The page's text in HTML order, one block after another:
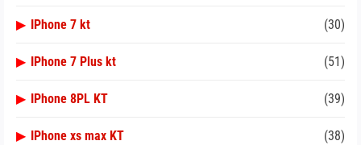
▶ IPhone 7 kt (30)
▶ IPhone 7 Plus kt (51)
▶ IPhone 8PL KT (39)
▶ IPhone xs max KT (38)